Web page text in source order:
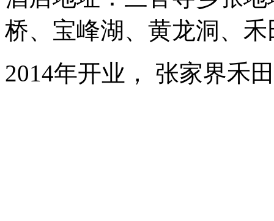
桥、宝峰湖、黄龙洞、
2014年开业， 张家界